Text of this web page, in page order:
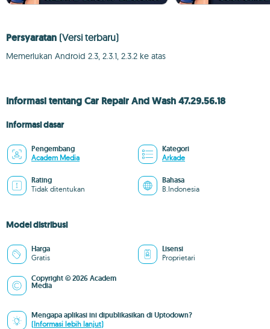
Persyaratan (Versi terbaru)
Memerlukan Android 2.3, 2.3.1, 2.3.2 ke atas
Informasi tentang Car Repair And Wash 47.29.56.18
Informasi dasar
Pengembang
Academ Media
Kategori
Arkade
Rating
Tidak ditentukan
Bahasa
B.Indonesia
Model distribusi
Harga
Gratis
Lisensi
Proprietari
Copyright © 2026 Academ
Media
Mengapa aplikasi ini dipublikasikan di Uptodown?
(Informasi lebih lanjut)